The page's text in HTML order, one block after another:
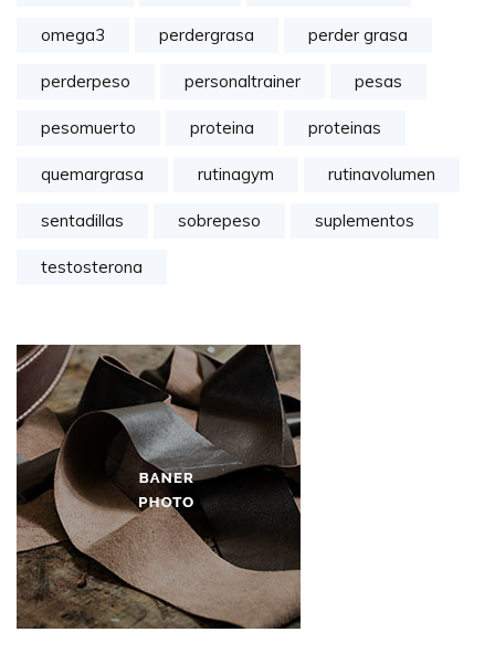
omega3 perdergrasa perder grasa
perderpeso personaltrainer pesas
pesomuerto proteina proteinas
quemargrasa rutinagym rutinavolumen
sentadillas sobrepeso suplementos
testosterona